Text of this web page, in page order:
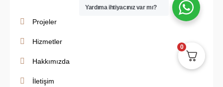
Projeler
Hizmetler
Hakkımızda
İletişim
Yardıma ihtiyacınız var mı?
0